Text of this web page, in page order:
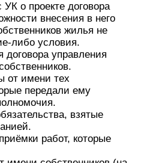
о проекте договора
внесения в него
жилья не
либо условия.
договора управления
от имени тех
передали ему
взятые
работ, которые